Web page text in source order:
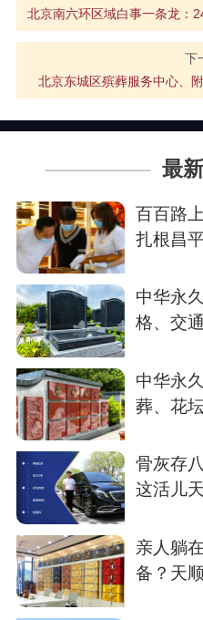
下
北京东城区殡葬服务中心、
最
百百路
扎根昌
中华永
格、交
中华永
葬、花
骨灰存
这活儿
亲人躺
备？天